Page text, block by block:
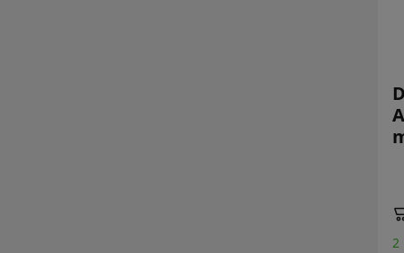
2